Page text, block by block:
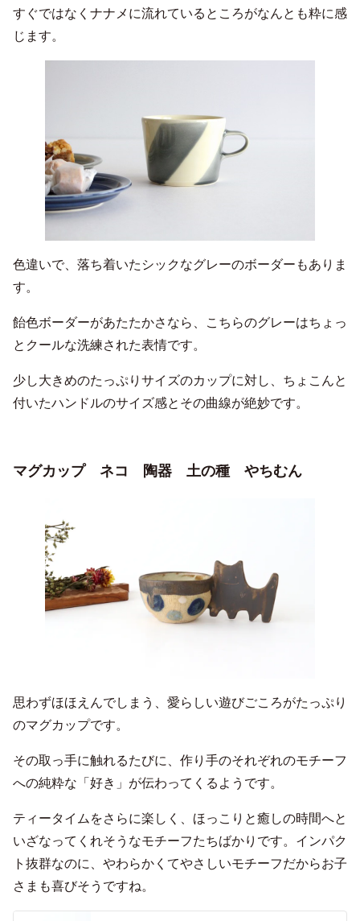
すぐではなくナナメに流れているところがなんとも粋に感
じます。
色違いで、落ち着いたシックなグレーのボーダーもありま
す。
飴色ボーダーがあたたかさなら、こちらのグレーはちょっ
とクールな洗練された表情です。
少し大きめのたっぷりサイズのカップに対し、ちょこんと
付いたハンドルのサイズ感とその曲線が絶妙です。
マグカップ ネコ 陶器 土の種 やちむん
思わずほほえんでしまう、愛らしい遊びごころがたっぷり
のマグカップです。
その取っ手に触れるたびに、作り手のそれぞれのモチーフ
への純粋な「好き」が伝わってくるようです。
ティータイムをさらに楽しく、ほっこりと癒しの時間へと
いざなってくれそうなモチーフたちばかりです。インパク
ト抜群なのに、やわらかくてやさしいモチーフだからお子
さまも喜びそうですね。